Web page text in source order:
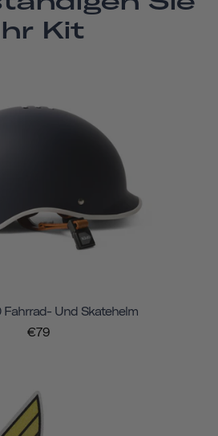
Kit
Fahrrad- Und Skatehelm
€79